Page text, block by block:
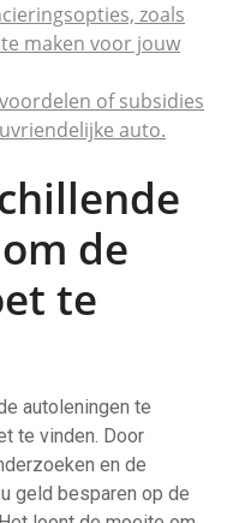
zoals
maken voor jouw
of subsidies
auto.
de
te
autoleningen te
te vinden. Door
en de
geld besparen op de